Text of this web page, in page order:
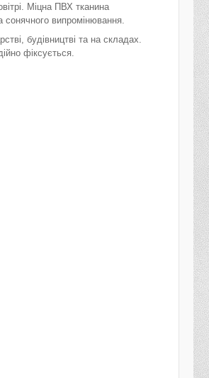
Міцна ПВХ тканина
сонячного випромінювання.
будівництві та на складах.
фіксується.